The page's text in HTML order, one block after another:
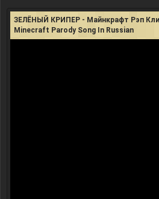
ЗЕЛЁНЫЙ КРИПЕР - Майнкрафт Рэп
Minecraft Parody Song In Russian